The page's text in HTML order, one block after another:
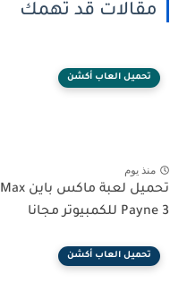
مقالات قد تهمك
تحميل العاب أكشن
منذ يوم
تحميل لعبة ماكس باين Max
Payne 3 للكمبيوتر مجانا
تحميل العاب أكشن